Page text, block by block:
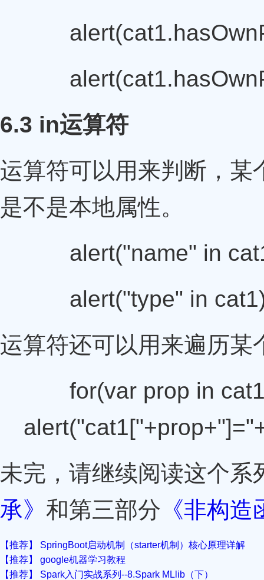
6.3 in运算符
运算符可以用来判断，某
是不是本地属性。
alert("name" in
alert("type" in
运算符还可以用来遍历某
for(var prop in
未完，请继续阅读这个系
承》 和第三部分 《非构
【推荐】 SpringBoot启动机制（starter机制）核心原理详解
【推荐】 google机器学习教程
【推荐】 Spark入门实战系列--8.Spark MLlib（下）